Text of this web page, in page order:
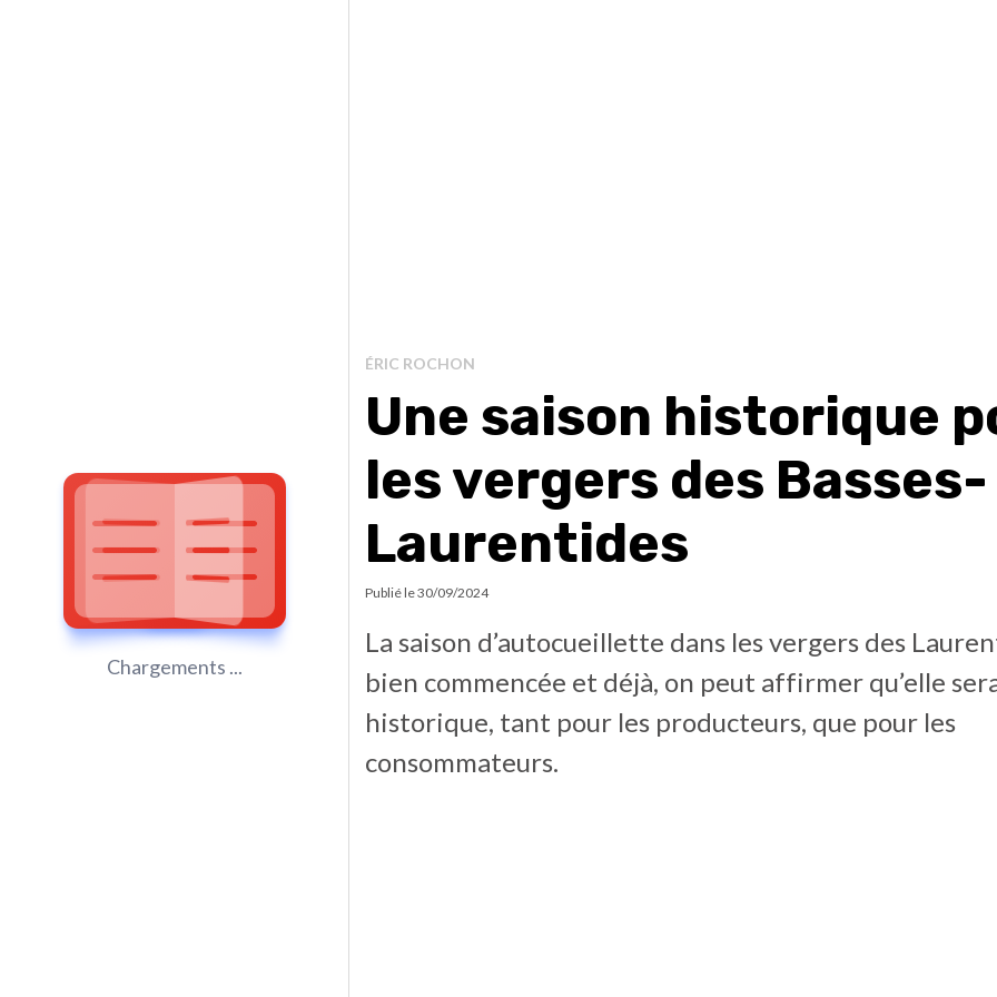
Chargements ...
ÉRIC ROCHON
Une saison historique
les vergers des Basses-
Laurentides
Publié le30/09/2024
La saison d’autocueillette dans les vergers des
bien commencée et déjà, on peut affirmer qu’elle
historique, tant pour les producteurs, que pour les
consommateurs.